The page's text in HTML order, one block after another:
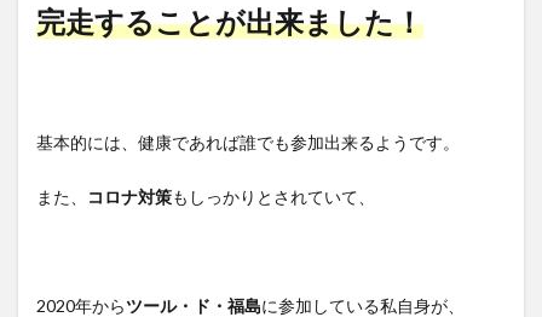
完走することが出来ました！
基本的には、 健康であれば誰でも参加出来るようです。
また、 コロナ対策もしっかりとされていて、
2020年からツール・ド・福島に参加している私自身が、